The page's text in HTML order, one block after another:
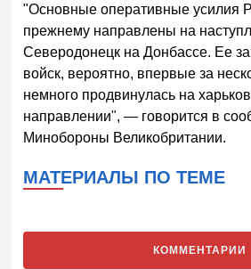
"Основные оперативные усилия
прежнему направлены на
Северодонецк на Донбассе. Ее
войск, вероятно, впервые за
немного продвинулась на
направлении", — говорится в
Минобороны Великобритании.
МАТЕРИАЛЫ ПО ТЕМЕ
КОММЕНТАРИИ